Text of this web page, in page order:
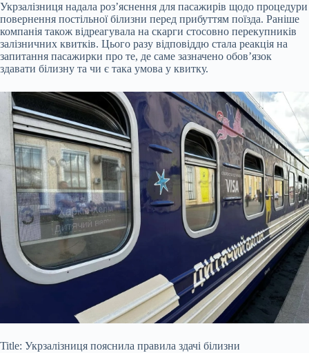
Укрзалізниця надала роз’яснення для пасажирів щодо процедури
повернення постільної білизни перед прибуттям поїзда. Раніше
компанія також відреагувала на скарги стосовно перекупників
залізничних квитків. Цього разу відповіддю стала реакція на
запитання пасажирки про те, де саме зазначено обов’язок
здавати білизну та чи є така умова у квитку.
Title: Укрзалізниця пояснила правила здачі білизни